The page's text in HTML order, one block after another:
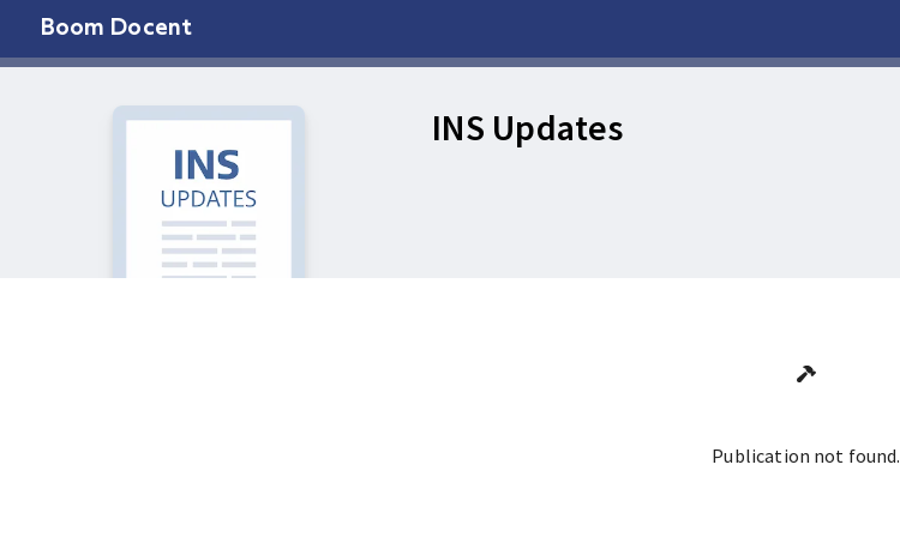
Boom Docent
INS Updates
Publication not found.